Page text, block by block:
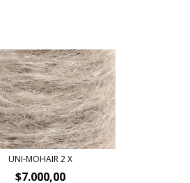
UNI-MOHAIR 2 X
$7.000,00